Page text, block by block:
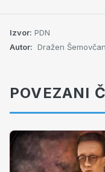
Izvor: PDN
Autor: Dražen
POVEZANI